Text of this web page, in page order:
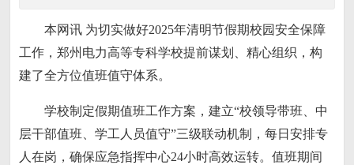
本网讯 为切实做好2025年清明节假期校园安全保障
工作，郑州电力高等专科学校提前谋划、精心组织，构
建了全方位值班值守体系。
学校制定假期值班工作方案，建立“校领导带班、中
层干部值班、学工人员值守”三级联动机制，每日安排专
人在岗，确保应急指挥中心24小时高效运转。值班期间